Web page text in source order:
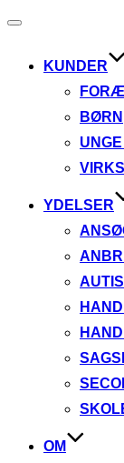
Slå
KUNDER
BØRN
YDELSER
OM